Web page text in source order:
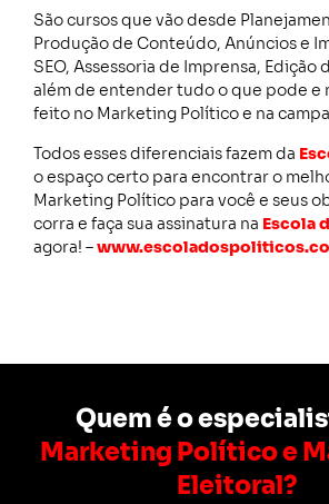
São cursos que vão desde
Produção de Conteúdo, Anúncios e
SEO, Assessoria de Imprensa, Edição
além de entender tudo o que pode e
feito no Marketing Político e na
Todos esses diferenciais fazem da
o espaço certo para encontrar o
Marketing Político para você e seus
corra e faça sua assinatura na Escola
agora! –
Quem é o
Marketing Político e
Eleitoral?